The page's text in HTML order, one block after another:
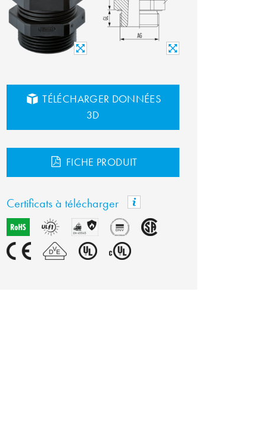
TÉLÉCHARGER DONNÉES
3D
FICHE PRODUIT
Certificats à télécharger